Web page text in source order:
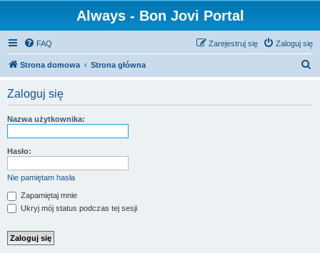
Always - Bon Jovi Portal
FAQ Zaloguj się
Zarejestruj się
Strona domowa Strona główna
Zaloguj się
Nazwa użytkownika:
Hasło:
Nie pamiętam hasła
Zapamiętaj mnie
Ukryj mój status podczas tej sesji